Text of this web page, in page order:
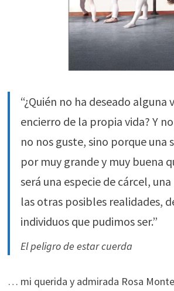
“¿Quién no ha deseado alguna
encierro de la propia vida? Y
no nos guste, sino porque una
por muy grande y muy buena
será una especie de cárcel,
las otras posibles realidades,
individuos que pudimos ser.”
El peligro de estar cuerda
… mi querida y admirada Rosa